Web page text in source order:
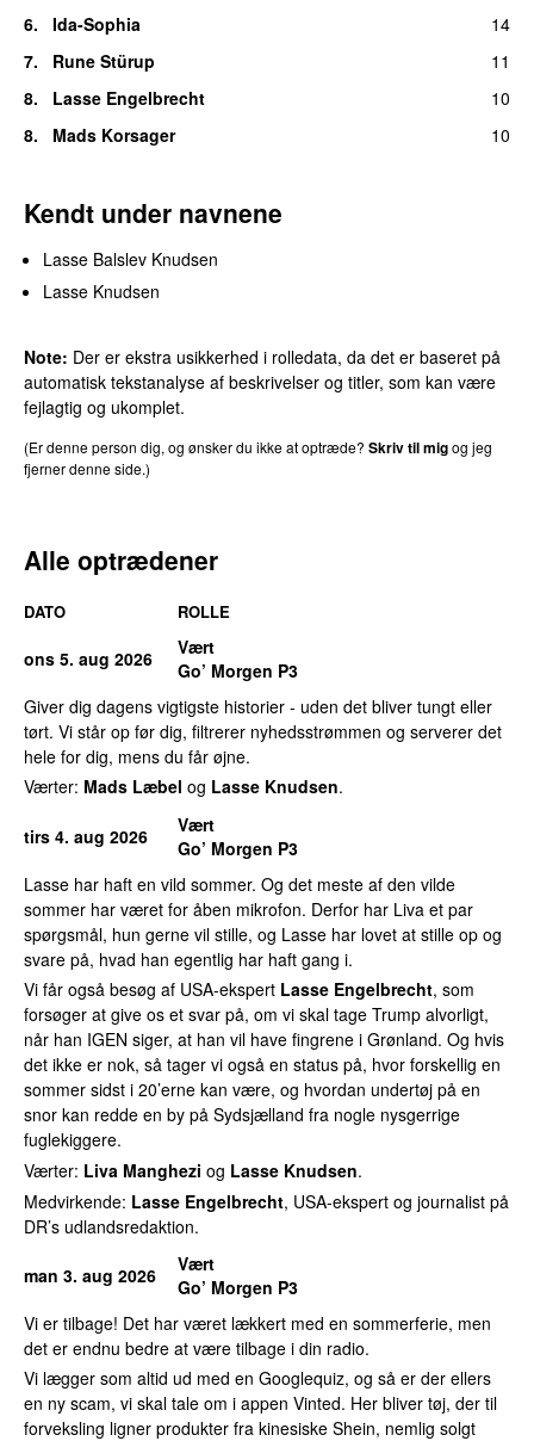
6.
Ida-Sophia
14
7.
Rune Stürup
11
8.
Lasse Engelbrecht
10
8.
Mads Korsager 10
Kendt under navnene
Lasse Balslev Knudsen
Lasse Knudsen
Note: Der er ekstra usikkerhed i rolledata, da det er baseret på
automatisk tekstanalyse af beskrivelser og titler, som kan være
fejlagtig og ukomplet.
(Er denne person dig, og ønsker du ikke at optræde? Skriv til migog jeg
fjerner denne side.)
Alle optrædener
DATO ROLLE
ons 5. aug 2026
Vært
Go’ Morgen P3
Giver dig dagens vigtigste historier - uden det bliver tungt eller
tørt. Vi står op før dig, filtrerer nyhedsstrømmen og serverer det
hele for dig, mens du får øjne.
Værter: Mads Læbel og Lasse Knudsen.
tirs 4. aug 2026
Vært
Go’ Morgen P3
Lasse har haft en vild sommer. Og det meste af den vilde
sommer har været for åben mikrofon. Derfor har Liva et par
spørgsmål, hun gerne vil stille, og Lasse har lovet at stille op og
svare på, hvad han egentlig har haft gang i.
Vi får også besøg af USA-ekspert Lasse Engelbrecht, som
forsøger at give os et svar på, om vi skal tage Trump alvorligt,
når han IGEN siger, at han vil have fingrene i Grønland. Og hvis
det ikke er nok, så tager vi også en status på, hvor forskellig en
sommer sidst i 20’erne kan være, og hvordan undertøj på en
snor kan redde en by på Sydsjælland fra nogle nysgerrige
fuglekiggere.
Værter: Liva Manghezi og Lasse Knudsen.
Medvirkende: Lasse Engelbrecht, USA-ekspert og journalist på
DR’s udlandsredaktion.
man 3. aug 2026
Vært
Go’ Morgen P3
Vi er tilbage! Det har været lækkert med en sommerferie, men
det er endnu bedre at være tilbage i din radio.
Vi lægger som altid ud med en Googlequiz, og så er der ellers
en ny scam, vi skal tale om i appen Vinted. Her bliver tøj, der til
forveksling ligner produkter fra kinesiske Shein, nemlig solgt